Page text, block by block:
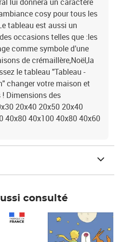
cosy pour tous les
tableau est aussi un
occasions telles que :les
comme symbole d’une
de crémaillère,Noël,la
le tableau "Tableau -
changer votre maison et
Dimensions des
20x40 20x50 20x40
40x80 40x100 40x80 40x60
consulté
Prix 7,50€